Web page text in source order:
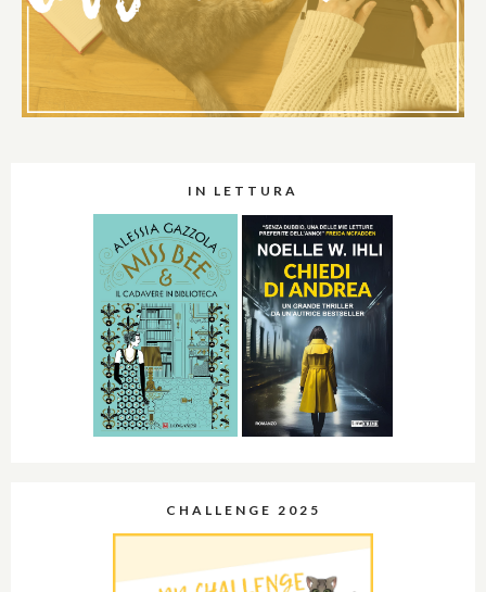
IN LETTURA
CHALLENGE 2025